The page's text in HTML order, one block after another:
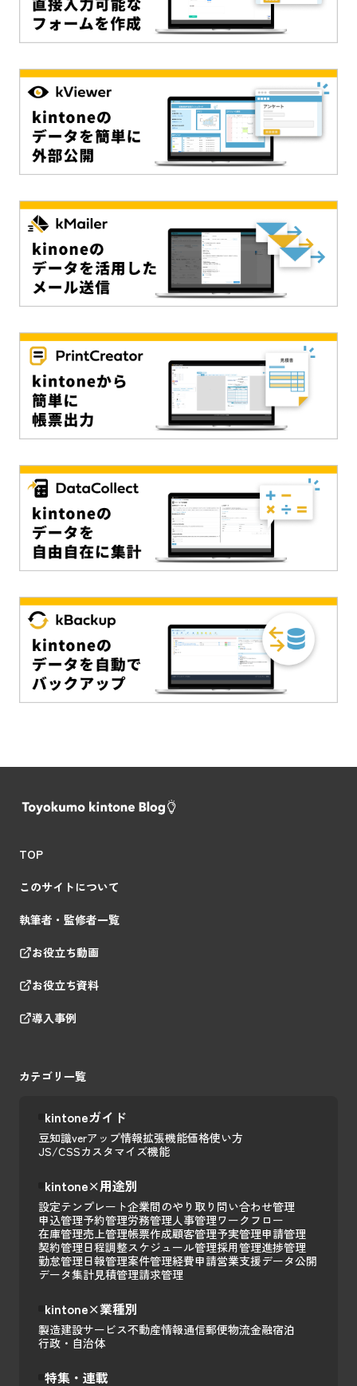
TOP
このサイトについて
執筆者・監修者一覧
お役立ち動画
お役立ち資料
導入事例
カテゴリ一覧
kintoneガイド
豆知識verアップ情報拡張機能価格使い方
JS/CSSカスタマイズ機能
kintone×用途別
設定テンプレート企業間のやり取り 問い合わせ管理
申込管理予約管理労務管理人事管理ワークフロー
在庫管理売上管理帳票作成顧客管理予実管理申請管理
契約管理日程調整スケジュール管理採用管理進捗管理
勤怠管理日報管理案件管理経費申請営業支援データ公開
データ集計見積管理請求管理
kintone×業種別
製造建設サービス不動産情報通信郵便物流金融宿泊
行政・自治体
特集・連載